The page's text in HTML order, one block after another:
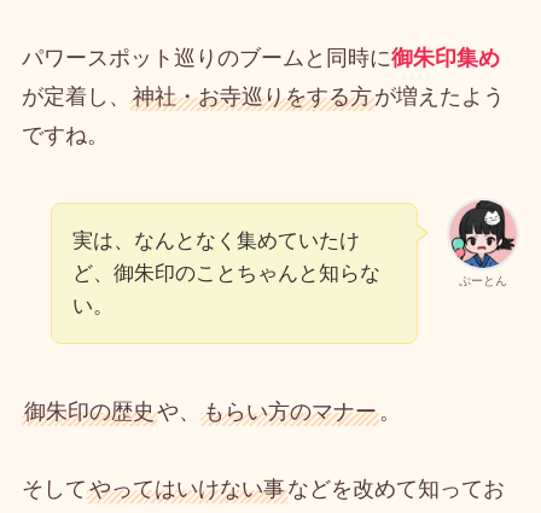
パワースポット巡りのブームと同時に御朱印集め
が定着し、 神社・お寺巡りをする方が増えたよう
ですね。
ぷーとん
実は、なんとなく集めていたけ
ど、御朱印のことちゃんと知らな
い。
御朱印の歴史や、 もらい方のマナー。
そしてやってはいけない事などを改めて知ってお